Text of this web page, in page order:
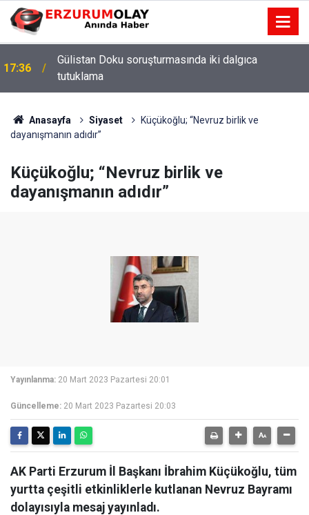
17:36
Gülistan Doku soruşturmasında iki dalgıca
tutuklama
Anasayfa Siyaset
Küçükoğlu; “Nevruz birlik ve
dayanışmanın adıdır”
Küçükoğlu; “Nevruz birlik ve
dayanışmanın adıdır”
Yayınlanma: 20 Mart 2023 Pazartesi 20:01
Güncelleme: 20 Mart 2023 Pazartesi 20:03
AK Parti Erzurum İl Başkanı İbrahim Küçükoğlu, tüm
yurtta çeşitli etkinliklerle kutlanan Nevruz Bayramı
dolayısıyla mesaj yayınladı.